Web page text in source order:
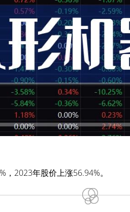
，2023年股价上涨56.94%。